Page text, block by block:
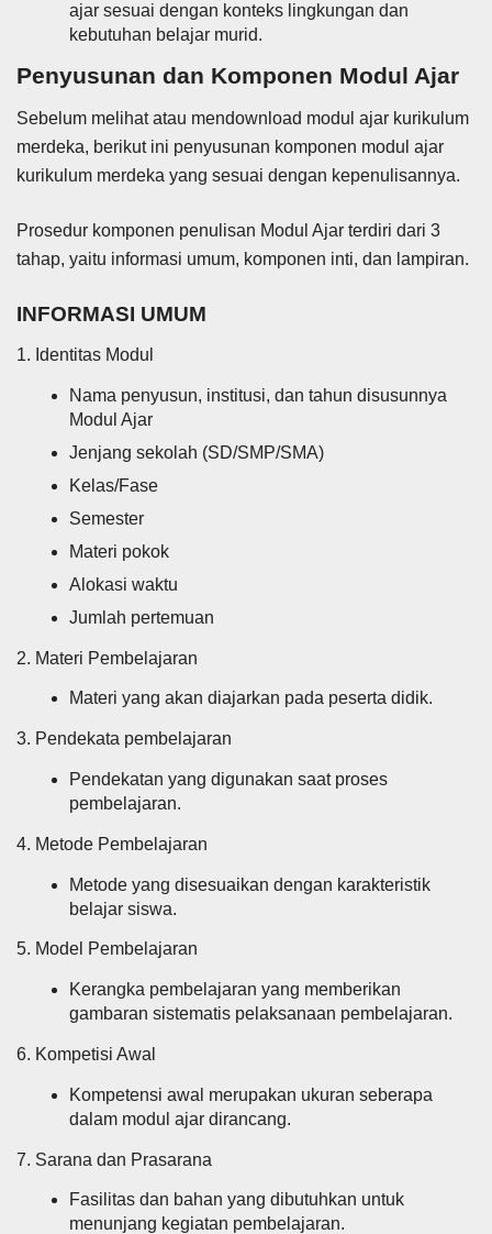
ajar sesuai dengan konteks lingkungan dan
kebutuhan belajar murid.
Penyusunan dan Komponen Modul Ajar
Sebelum melihat atau mendownload modul ajar kurikulum
merdeka, berikut ini penyusunan komponen modul ajar
kurikulum merdeka yang sesuai dengan kepenulisannya.
Prosedur komponen penulisan Modul Ajar terdiri dari 3
tahap, yaitu informasi umum, komponen inti, dan lampiran.
INFORMASI UMUM
1. Identitas Modul
Nama penyusun, institusi, dan tahun disusunnya
Modul Ajar
Jenjang sekolah (SD/SMP/SMA)
Kelas/Fase
Semester
Materi pokok
Alokasi waktu
Jumlah pertemuan
2. Materi Pembelajaran
Materi yang akan diajarkan pada peserta didik.
3. Pendekata pembelajaran
Pendekatan yang digunakan saat proses
pembelajaran.
4. Metode Pembelajaran
Metode yang disesuaikan dengan karakteristik
belajar siswa.
5. Model Pembelajaran
Kerangka pembelajaran yang memberikan
gambaran sistematis pelaksanaan pembelajaran.
6. Kompetisi Awal
Kompetensi awal merupakan ukuran seberapa
dalam modul ajar dirancang.
7. Sarana dan Prasarana
Fasilitas dan bahan yang dibutuhkan untuk
menunjang kegiatan pembelajaran.